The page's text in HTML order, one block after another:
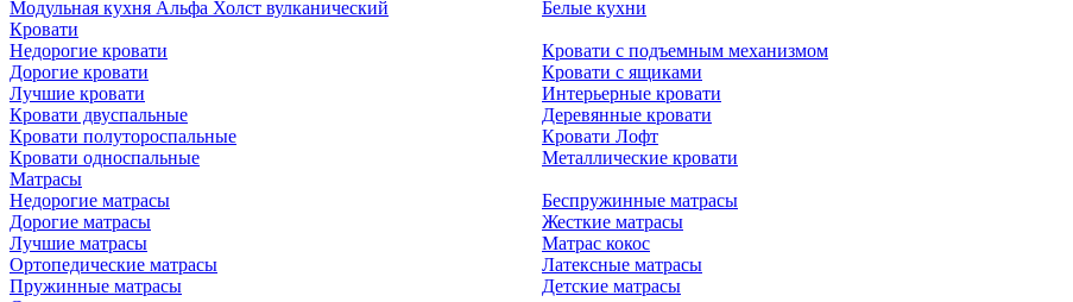
Модульная кухня Альфа Холст вулканический
Белые кухни
Кровати
Недорогие кровати
Дорогие кровати
Лучшие кровати
Кровати двуспальные
Кровати полутороспальные
Кровати односпальные
Кровати с подъемным механизмом
Кровати с ящиками
Интерьерные кровати
Деревянные кровати
Кровати Лофт
Металлические кровати
Матрасы
Недорогие матрасы
Дорогие матрасы
Лучшие матрасы
Ортопедические матрасы
Пружинные матрасы
Беспружинные матрасы
Жесткие матрасы
Матрас кокос
Латексные матрасы
Детские матрасы